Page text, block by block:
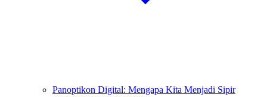
Panoptikon Digital: Mengapa Kita Menjadi Sipir